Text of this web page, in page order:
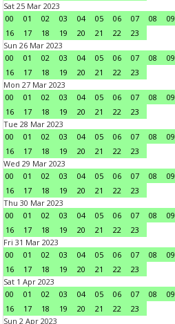
Sat 25 Mar 2023
00
01 02 03 04 05 06 07 08 09
16
17 18 19 20 21 22
23
Sun 26 Mar 2023
00
01 02 03 04 05 06 07 08 09
16
17 18 19 20 21 22
23
Mon 27 Mar 2023
00
01 02 03 04 05 06 07 08 09
16
17 18 19 20 21 22
23
Tue 28 Mar 2023
00
01 02 03 04 05 06 07 08 09
16
17 18 19 20 21 22
23
Wed 29 Mar 2023
00
01 02 03 04 05 06 07 08 09
16
17 18 19 20 21 22
23
Thu 30 Mar 2023
00
01 02 03 04 05 06 07 08 09
16
17 18 19 20 21 22
23
Fri 31 Mar 2023
00
01 02 03 04 05 06 07 08 09
16
17 18 19 20 21 22
23
Sat 1 Apr 2023
00
01 02 03 04 05 06 07 08 09
16
17 18 19 20 21 22
23
Sun 2 Apr 2023